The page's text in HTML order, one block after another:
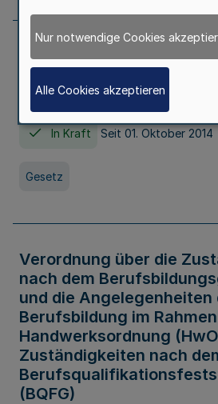
Gesetz über die
Nordrhein-Westfalen
HG)
In Kraft Seit 01. Oktober 2014
Gesetz
Verordnung über die
nach dem
und die Angelegenheiten
Berufsbildung im
Handwerksordnung
Zuständigkeiten nach
(BQFG)
Nur notwendige Cookies
Alle Cookies akzeptieren